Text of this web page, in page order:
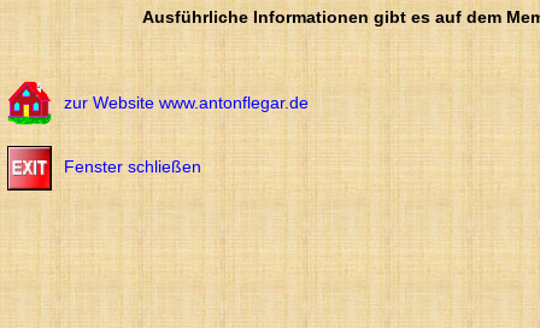
Ausführliche Informationen gibt es auf dem
zur Website www.antonflegar.de
Fenster schließen